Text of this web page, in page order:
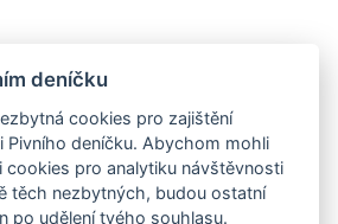
aka Emka
deníčku
cookies pro zajištění
Pivního deníčku. Abychom mohli
cookies pro analytiku návštěvnosti
těch nezbytných, budou ostatní
po udělení tvého souhlasu.